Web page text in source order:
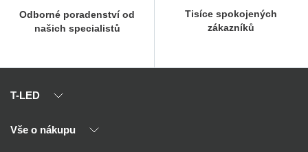
Odborné poradenství od
našich specialistů
Tisíce spokojených
zákazníků
T-LED
O nás
Vše o nákupu